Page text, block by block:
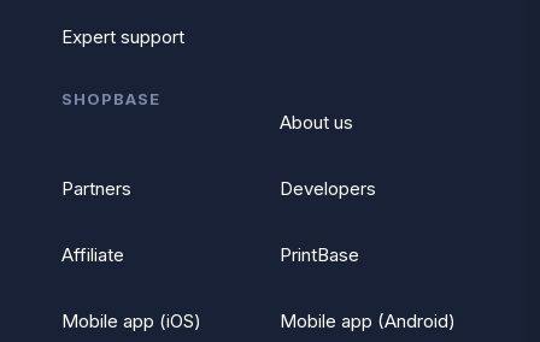
Expert support
SHOPBASE
About us
Partners Developers
Affiliate PrintBase
Mobile app (iOS) Mobile app (Android)